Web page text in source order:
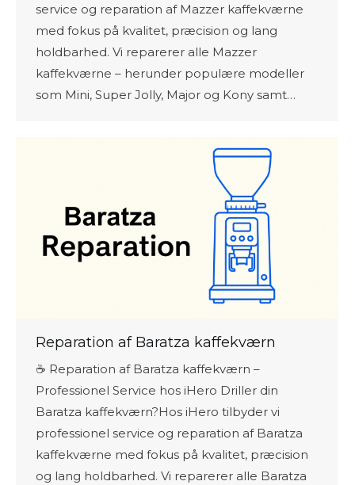
service og reparation af Mazzer kaffekværne
med fokus på kvalitet, præcision og lang
holdbarhed. Vi reparerer alle Mazzer
kaffekværne – herunder populære modeller
som Mini, Super Jolly, Major og Kony samt…
Reparation af Baratza kaffekværn
☕ Reparation af Baratza kaffekværn –
Professionel Service hos iHero Driller din
Baratza kaffekværn?Hos iHero tilbyder vi
professionel service og reparation af Baratza
kaffekværne med fokus på kvalitet, præcision
og lang holdbarhed. Vi reparerer alle Baratza